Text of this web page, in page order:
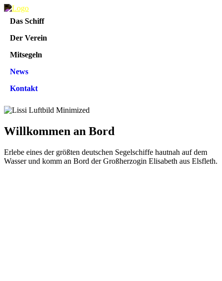
Das Schiff
Der Verein
Mitsegeln
News
Kontakt
Willkommen an Bord
Erlebe eines der größten deutschen Segelschiffe hautnah auf dem
Wasser und komm an Bord der Großherzogin Elisabeth aus Elsfleth.